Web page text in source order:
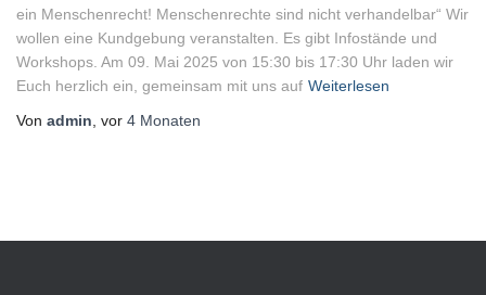
ein Menschenrecht! Menschenrechte sind nicht verhandelbar“ Wir
wollen eine Kundgebung veranstalten. Es gibt Infostände und
Workshops. Am 09. Mai 2025 von 15:30 bis 17:30 Uhr laden wir
Euch herzlich ein, gemeinsam mit uns auf Weiterlesen
Von admin , vor 4 Monaten